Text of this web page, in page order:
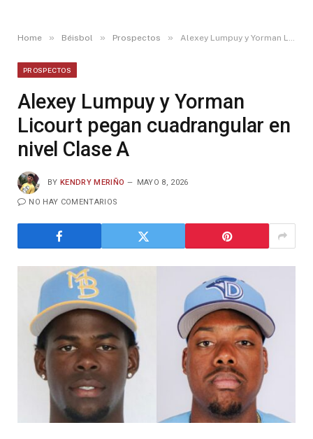
Home » Béisbol » Prospectos » Alexey Lumpuy y Yorman Licourt pegan cuadrangular en nivel Clase A
PROSPECTOS
Alexey Lumpuy y Yorman
Licourt pegan cuadrangular en
nivel Clase A
BY KENDRY MERIÑO MAYO 8, 2026
NO HAY COMENTARIOS